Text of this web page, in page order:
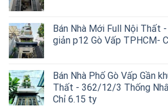
Bán Nhà Mới Full Nội Thất
giản p12 Gò Vấp TPHCM-
Bán Nhà Phố Gò Vấp Gần
Thất - 362/12/3 Thống
Chỉ 6.15 ty